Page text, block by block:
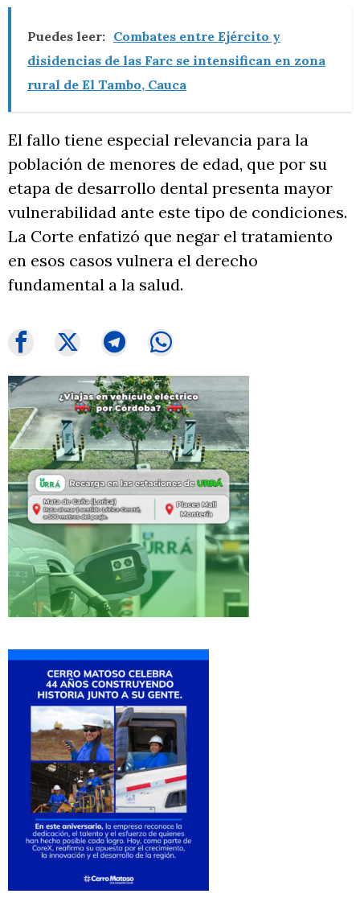
Puedes leer: Combates entre Ejército y
disidencias de las Farc se intensifican en zona
rural de El Tambo, Cauca
El fallo tiene especial relevancia para la
población de menores de edad, que por su
etapa de desarrollo dental presenta mayor
vulnerabilidad ante este tipo de condiciones.
La Corte enfatizó que negar el tratamiento
en esos casos vulnera el derecho
fundamental a la salud.